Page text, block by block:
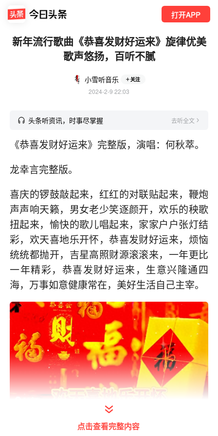
打开APP
新年流行歌曲《恭喜发财好运来》旋律优美
歌声悠扬，百听不腻
小雪听音乐 关注
2024-2-9 22:03
头条听资讯，时事尽掌握 去听全文
《恭喜发财好运来》完整版，演唱：何秋萃。
龙幸言完整版。
喜庆的锣鼓敲起来，红红的对联贴起来，鞭炮
声声响天籁，男女老少笑逐颜开，欢乐的秧歌
扭起来，愉快的歌儿唱起来，家家户户张灯结
彩，欢天喜地乐开怀，恭喜发财好运来，烦恼
统统都抛开，吉星高照财源滚滚来，一年更比
一年精彩，恭喜发财好运来，生意兴隆通四
海，万事如意健康常在，美好生活自己主宰。
打开今日头条查看图片详情
点击查看完整内容